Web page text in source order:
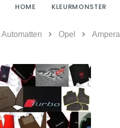
HOME KLEURMONSTER
Automatten Opel Ampera